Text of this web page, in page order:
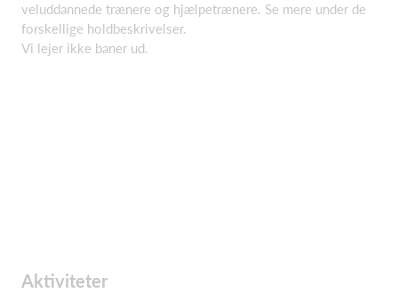
veluddannede trænere og hjælpetrænere. Se mere under de
forskellige holdbeskrivelser.
Vi lejer ikke baner ud.
Aktiviteter